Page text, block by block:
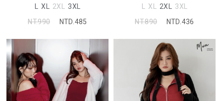
L XL 2XL 3XL
NT.990
NTD.485
L XL 2XL 3XL
NT.890
NTD.436